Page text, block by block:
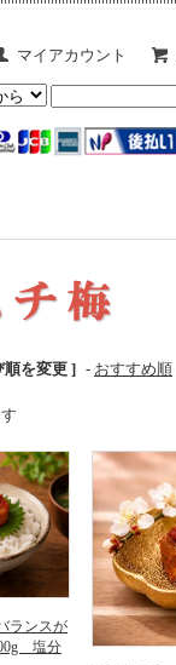
マイアカウント
順を変更 ] - おすすめ順
ランスが
塩分